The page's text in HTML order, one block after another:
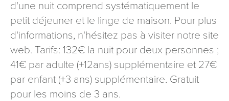
d'une nuit comprend systématiquement le
petit déjeuner et le linge de maison. Pour plus
d'informations, n'hésitez pas à visiter notre site
web. Tarifs: 132€ la nuit pour deux personnes ;
41€ par adulte (+12ans) supplémentaire et 27€
par enfant (+3 ans) supplémentaire. Gratuit
pour les moins de 3 ans.